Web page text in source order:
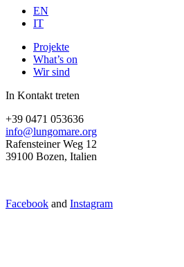
EN
IT
Projekte
What’s on
Wir sind
In Kontakt treten
+39 0471 053636
info@lungomare.org
Rafensteiner Weg 12
39100 Bozen, Italien
Facebook and Instagram